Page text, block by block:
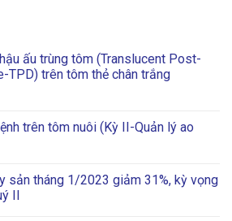
ấu trùng tôm (Translucent Post-
TPD) trên tôm thẻ chân trắng
trên tôm nuôi (Kỳ II-Quản lý ao
sản tháng 1/2023 giảm 31%, kỳ vọng
II